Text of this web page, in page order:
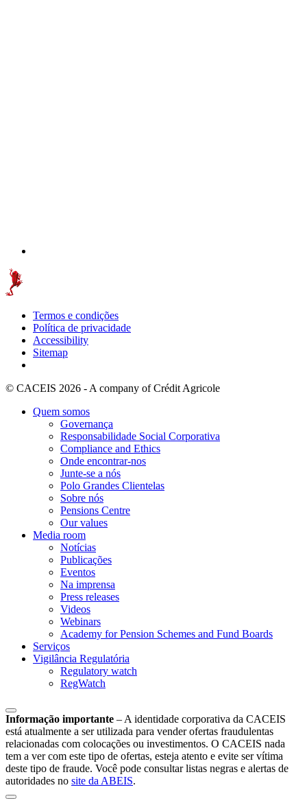
Termos e condições
Política de privacidade
Accessibility
Sitemap
© CACEIS 2026 - A company of Crédit Agricole
Quem somos
Governança
Responsabilidade Social Corporativa
Compliance and Ethics
Onde encontrar-nos
Junte-se a nós
Polo Grandes Clientelas
Sobre nós
Pensions Centre
Our values
Media room
Notícias
Publicações
Eventos
Na imprensa
Press releases
Videos
Webinars
Academy for Pension Schemes and Fund Boards
Serviços
Vigilância Regulatória
Regulatory watch
RegWatch
Informação importante – A identidade corporativa da CACEIS
está atualmente a ser utilizada para vender ofertas fraudulentas
relacionadas com colocações ou investimentos. O CACEIS nada
tem a ver com este tipo de ofertas, esteja atento e evite ser vítima
deste tipo de fraude. Você pode consultar listas negras e alertas de
autoridades no site da ABEIS.